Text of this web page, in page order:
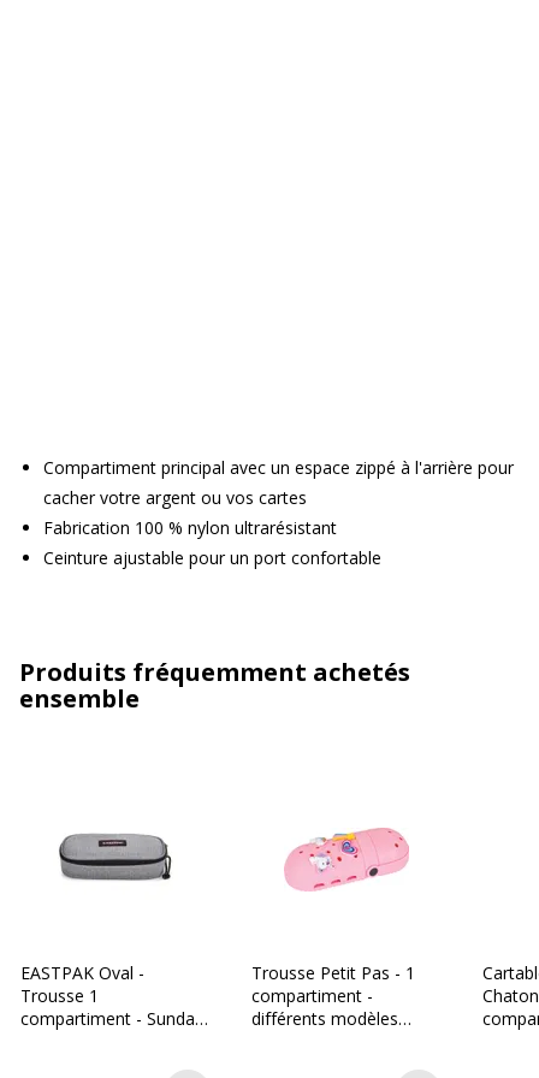
Compartiment principal avec un espace zippé à l'arrière pour
cacher votre argent ou vos cartes
Fabrication 100 % nylon ultrarésistant
Ceinture ajustable pour un port confortable
Produits fréquemment achetés
ensemble
EASTPAK Oval -
Trousse 1
compartiment - Sunday
Trousse Petit Pas - 1
compartiment -
différents modèles